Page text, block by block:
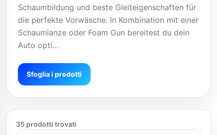
Schaumbildung und beste Gleiteigenschaften für
die perfekte Vorwäsche. In Kombination mit einer
Schaumlanze oder Foam Gun bereitest du dein
Auto opti…
Sfoglia i prodotti
35 prodotti trovati